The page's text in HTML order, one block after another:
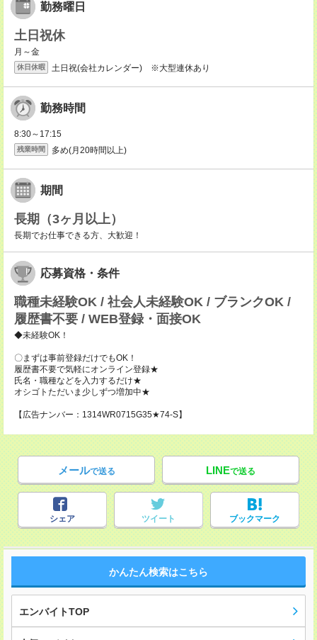
勤務曜日
土日祝休
月～金
休日休暇 土日祝(会社カレンダー) ※大型連休あり
勤務時間
8:30～17:15
残業時間 多め(月20時間以上)
期間
長期（3ヶ月以上）
長期でお仕事できる方、大歓迎！
応募資格・条件
職種未経験OK / 社会人未経験OK / ブランクOK /
履歴書不要 / WEB登録・面接OK
◆未経験OK！
〇まずは事前登録だけでもOK！
履歴書不要で気軽にオンライン登録★
氏名・職種などを入力するだけ★
オシゴトただいま少しずつ増加中★
【広告ナンバー：1314WR0715G35★74-S】
メールで送る LINEで送る
シェア ツイート ブックマーク
かんたん検索はこちら
エンバイトTOP